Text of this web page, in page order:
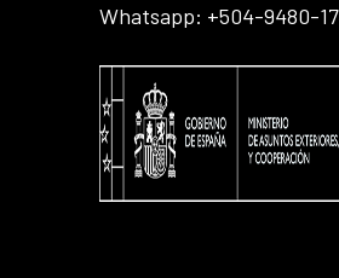
Whatsapp: +504-9480-